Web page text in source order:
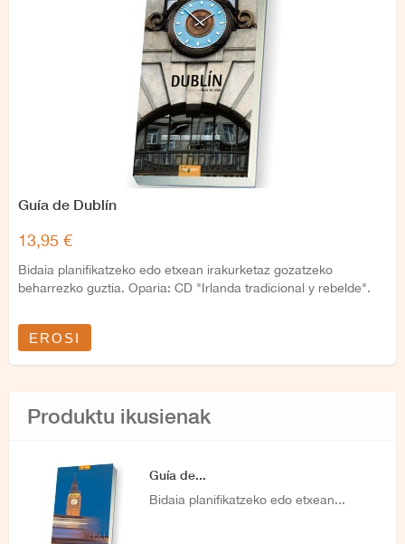
Guía de Dublín
13,95 €
Bidaia planifikatzeko edo etxean irakurketaz gozatzeko
beharrezko guztia. Oparia: CD "Irlanda tradicional y rebelde".
EROSI
Produktu ikusienak
Guía de...
Bidaia planifikatzeko edo etxean...